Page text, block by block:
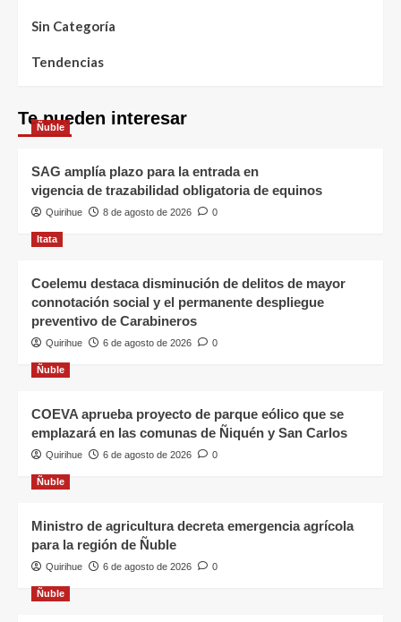
Sin Categoría
Tendencias
Te pueden interesar
Ñuble
SAG amplía plazo para la entrada en
vigencia de trazabilidad obligatoria de equinos
Quirihue 8 de agosto de 2026 0
Itata
Coelemu destaca disminución de delitos de mayor
connotación social y el permanente despliegue
preventivo de Carabineros
Quirihue 6 de agosto de 2026 0
Ñuble
COEVA aprueba proyecto de parque eólico que se
emplazará en las comunas de Ñiquén y San Carlos
Quirihue 6 de agosto de 2026 0
Ñuble
Ministro de agricultura decreta emergencia agrícola
para la región de Ñuble
Quirihue 6 de agosto de 2026 0
Ñuble